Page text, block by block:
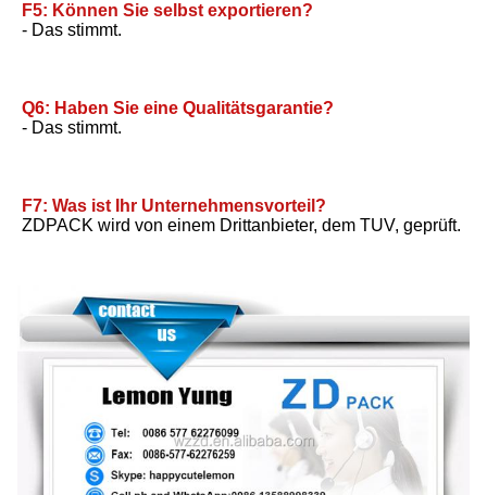
F5: Können Sie selbst exportieren?
- Das stimmt.
Q6: Haben Sie eine Qualitätsgarantie?
- Das stimmt.
F7: Was ist Ihr Unternehmensvorteil?
ZDPACK wird von einem Drittanbieter, dem TUV, geprüft.